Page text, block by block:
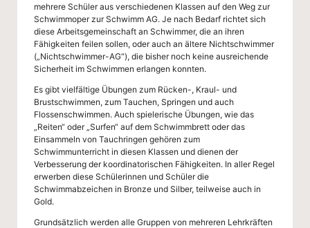
mehrere Schüler aus verschiedenen Klassen auf den Weg zur
Schwimmoper zur Schwimm AG. Je nach Bedarf richtet sich
diese Arbeitsgemeinschaft an Schwimmer, die an ihren
Fähigkeiten feilen sollen, oder auch an ältere Nichtschwimmer
(„Nichtschwimmer-AG“), die bisher noch keine ausreichende
Sicherheit im Schwimmen erlangen konnten.
Es gibt vielfältige Übungen zum Rücken-, Kraul- und
Brustschwimmen, zum Tauchen, Springen und auch
Flossenschwimmen. Auch spielerische Übungen, wie das
„Reiten“ oder „Surfen“ auf dem Schwimmbrett oder das
Einsammeln von Tauchringen gehören zum
Schwimmunterricht in diesen Klassen und dienen der
Verbesserung der koordinatorischen Fähigkeiten. In aller Regel
erwerben diese Schülerinnen und Schüler die
Schwimmabzeichen in Bronze und Silber, teilweise auch in
Gold.
Grundsätzlich werden alle Gruppen von mehreren Lehrkräften